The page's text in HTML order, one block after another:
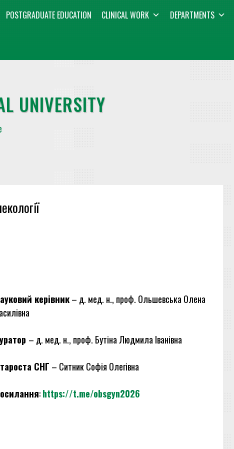
POSTGRADUATE EDUCATION CLINICAL WORK DEPARTMENTS
UNIVERSITY
керівник– д. мед. н., проф. Ольшевська Олена
– д. мед. н., проф. Бутіна Людмила Іванівна
СНГ – Ситник Софія Олегівна
:https://t.me/obsgyn2026